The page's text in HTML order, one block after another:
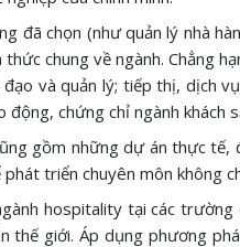
đã chọn (như quản lý nhà
chung về ngành. Chẳng
và quản lý; tiếp thị, dịch
động, chứng chỉ ngành
gồm những dự án thực tế,
triển chuyên môn không
hospitality tại các
thế giới. Áp dụng phương